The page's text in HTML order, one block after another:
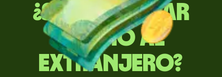
¿Sueles enviar
dinero al
extranjero?